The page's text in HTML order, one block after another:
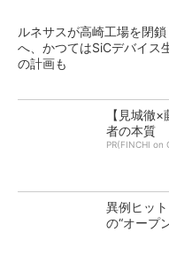
ルネサスが高崎工場を閉鎖
へ、かつてはSiCデバイス
の計画も
【見城徹
者の本質
PR(FINCHI on
異例ヒッ
の“オープ